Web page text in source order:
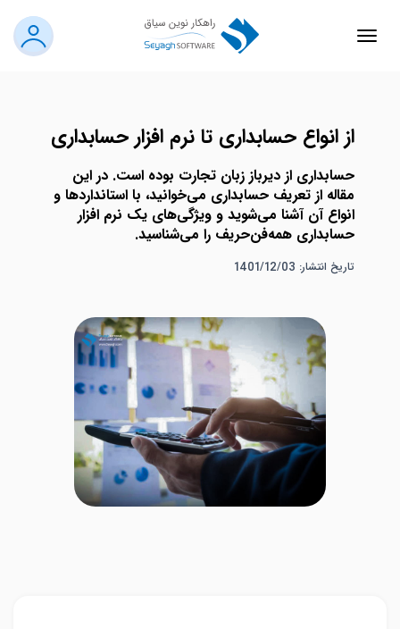
از انواع حسابداری تا نرم افزار حسابداری
حسابداری از دیرباز زبان تجارت بوده است. در این
مقاله از تعریف حسابداری می‌خوانید، با استانداردها و
انواع آن آشنا می‌شوید و ویژگی‌های یک نرم افزار
حسابداری همه‌فن‌حریف را می‌شناسید.
تاریخ انتشار: 1401/12/03